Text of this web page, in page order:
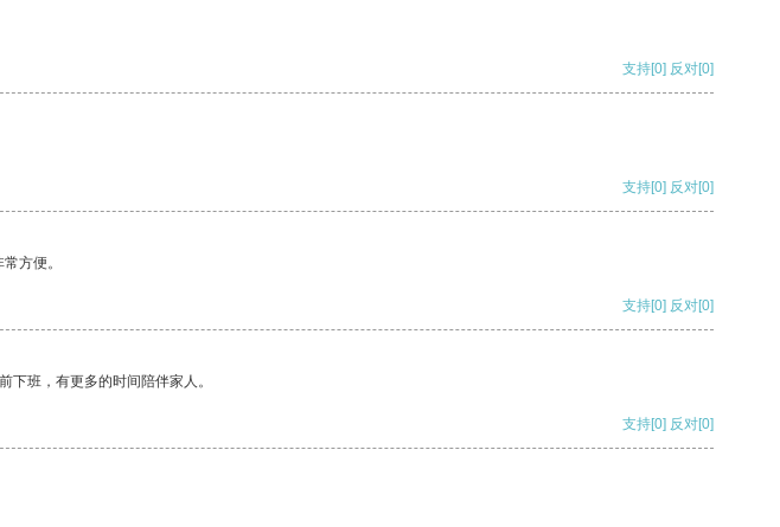
支持[0] 反对[0]
支持[0] 反对[0]
方便。
支持[0] 反对[0]
班，有更多的时间陪伴家人。
支持[0] 反对[0]